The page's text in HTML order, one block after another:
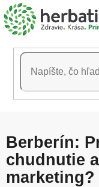
Prejsť
na
obsah
Berberín:
chudnutie